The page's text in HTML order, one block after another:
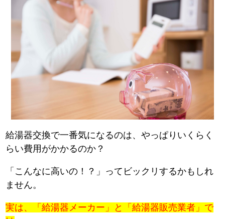
給湯器交換で一番気になるのは、やっぱりいくらく
らい費用がかかるのか？
「こんなに高いの！？」ってビックリするかもしれ
ません。
実は、「給湯器メーカー」と「給湯器販売業者」で